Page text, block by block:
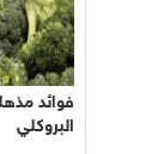
فوائد
البروكلي